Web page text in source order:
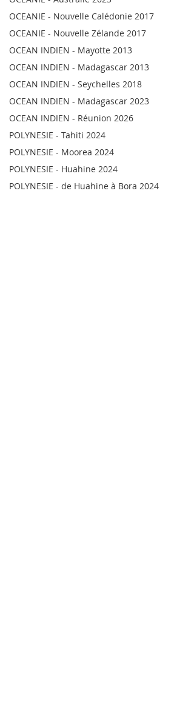
OCEANIE - Nouvelle Calédonie 2017
OCEANIE - Nouvelle Zélande 2017
OCEAN INDIEN - Mayotte 2013
OCEAN INDIEN - Madagascar 2013
OCEAN INDIEN - Seychelles 2018
OCEAN INDIEN - Madagascar 2023
OCEAN INDIEN - Réunion 2026
POLYNESIE - Tahiti 2024
POLYNESIE - Moorea 2024
POLYNESIE - Huahine 2024
POLYNESIE - de Huahine à Bora 2024